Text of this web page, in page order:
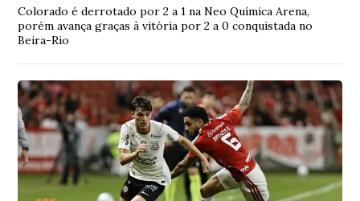
Colorado é derrotado por 2 a 1 na Neo Química Arena,
porém avança graças à vitória por 2 a 0 conquistada no
Beira-Rio